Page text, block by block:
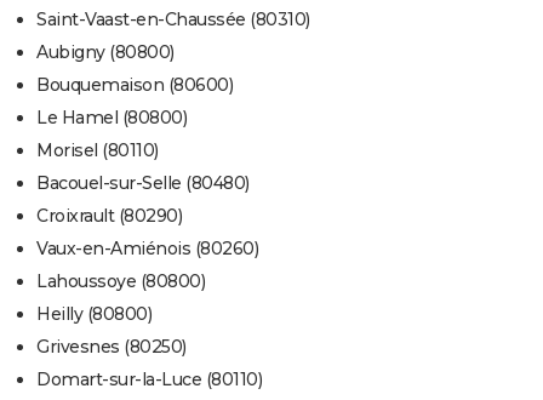
Saint-Vaast-en-Chaussée (80310)
Aubigny (80800)
Bouquemaison (80600)
Le Hamel (80800)
Morisel (80110)
Bacouel-sur-Selle (80480)
Croixrault (80290)
Vaux-en-Amiénois (80260)
Lahoussoye (80800)
Heilly (80800)
Grivesnes (80250)
Domart-sur-la-Luce (80110)